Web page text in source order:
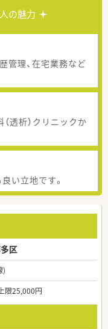
の魅力
管理、在宅業務など
透析）クリニックか
い立地です。
区
)
25,000円